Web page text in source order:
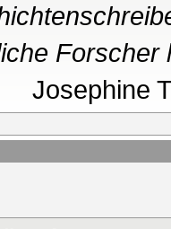
Josephine